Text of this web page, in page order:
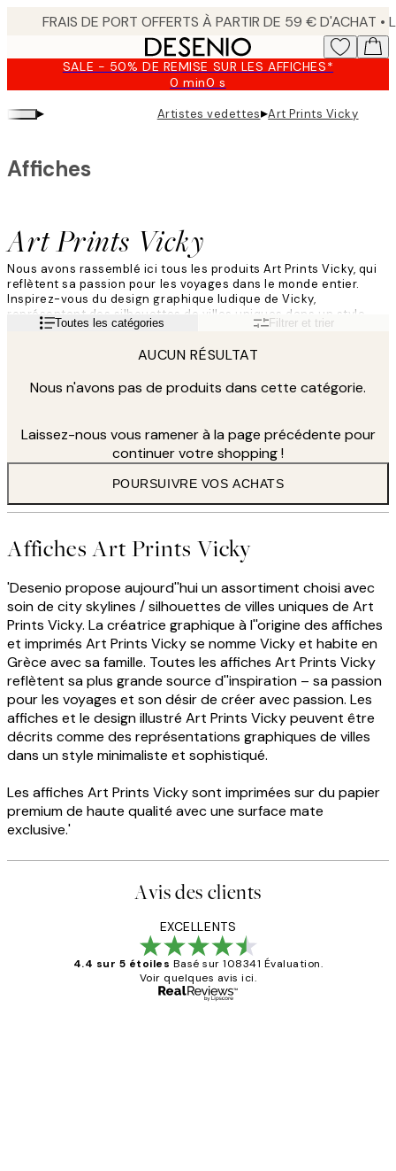
content.SALE - 50% DE REMISE SUR LES AFFICHES*
0 min0 s
Valable
jusqu'au
:
▸ Artistes vedettes▸Art Prints Vicky
Art Prints Vicky
Affiches
Nous avons rassemblé ici tous les produits Art Prints Vicky, qui
reflètent sa passion pour les voyages dans le monde entier.
Inspirez-vous du design graphique ludique de Vicky,
représentant des silhouettes de villes uniques dans un style
minimaliste et sophistiqué.
Lire la suiteToutes les catégories Filtrer et trier
AUCUN RÉSULTAT
Nous n'avons pas de produits dans cette catégorie.
Laissez-nous vous ramener à la page précédente pour
continuer votre shopping !
POURSUIVRE VOS ACHATS
Affiches Art Prints Vicky
'Desenio propose aujourd''hui un assortiment choisi avec
soin de city skylines / silhouettes de villes uniques de Art
Prints Vicky. La créatrice graphique à l''origine des affiches
et imprimés Art Prints Vicky se nomme Vicky et habite en
Grèce avec sa famille. Toutes les affiches Art Prints Vicky
reflètent sa plus grande source d''inspiration – sa passion
pour les voyages et son désir de créer avec passion. Les
affiches et le design illustré Art Prints Vicky peuvent être
décrits comme des représentations graphiques de villes
dans un style minimaliste et sophistiqué.
Les affiches Art Prints Vicky sont imprimées sur du papier
premium de haute qualité avec une surface mate
exclusive.'
Avis des clients
EXCELLENTS
4.4 sur 5 étoiles Basé sur 108341 Évaluation.
Voir quelques avis ici.